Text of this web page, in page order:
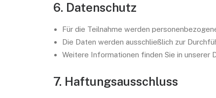
6. Datenschutz
Für die Teilnahme werden
Die Daten werden ausschließlich zur
Weitere Informationen finden Sie in unserer
7. Haftungsausschluss